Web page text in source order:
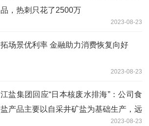
品，热刺只花了2500万
2023-08-23
拓场景优利率 金融助力消费恢复向好
2023-08-23
江盐集团回应“日本核废水排海”：公司食
盐产品主要以自采井矿盐为基础生产，远
2023-08-23